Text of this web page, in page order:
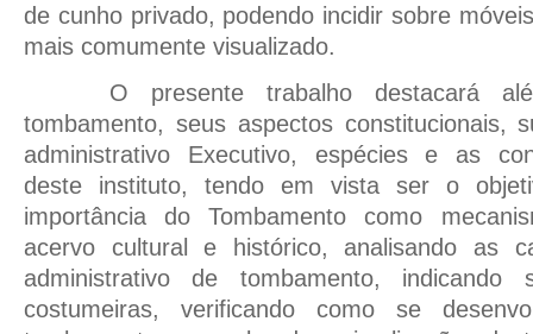
de cunho privado, podendo incidir sobre
mais comumente visualizado.
O presente trabalho destacará
tombamento, seus aspectos constitucionais,
administrativo Executivo, espécies e as
deste instituto, tendo em vista ser o
importância do Tombamento como
acervo cultural e histórico, analisando as
administrativo de tombamento, indicando
costumeiras, verificando como se